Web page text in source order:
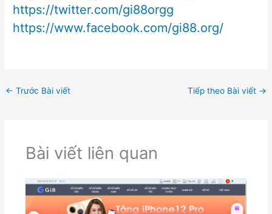
https://twitter.com/gi88orgg
https://www.facebook.com/gi88.org/
← Trước Bài viết Tiếp theo Bài viết →
Bài viết liên quan